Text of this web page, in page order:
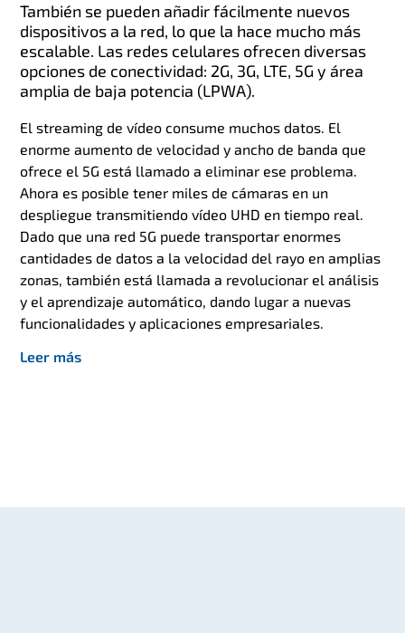
También se pueden añadir fácilmente nuevos
dispositivos a la red, lo que la hace mucho más
escalable. Las redes celulares ofrecen diversas
opciones de conectividad: 2G, 3G, LTE, 5G y área
amplia de baja potencia (LPWA).
El streaming de vídeo consume muchos datos. El
enorme aumento de velocidad y ancho de banda que
ofrece el 5G está llamado a eliminar ese problema.
Ahora es posible tener miles de cámaras en un
despliegue transmitiendo vídeo UHD en tiempo real.
Dado que una red 5G puede transportar enormes
cantidades de datos a la velocidad del rayo en amplias
zonas, también está llamada a revolucionar el análisis
y el aprendizaje automático, dando lugar a nuevas
funcionalidades y aplicaciones empresariales.
Leer más